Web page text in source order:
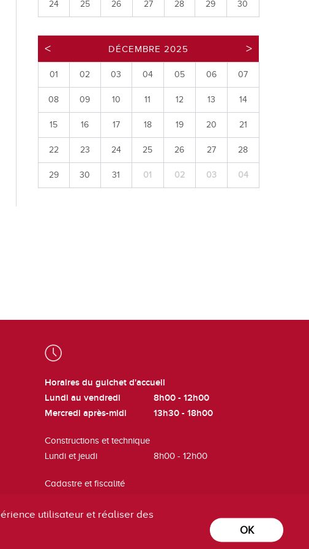
Déchetteries
Annuaire communal
Réservation de salles
24 25 26 27 28 29 30
DÉCEMBRE 2025
01 02 03 04 05 06 07
08 09 10 11 12 13 14
15 16 17 18 19 20 21
22 23 24 25 26 27 28
29 30 31 01 02 03 04
Horaires du guichet d'accueil
Lundi au vendredi
8h00 - 12h00
Mercredi après-midi
13h30 - 18h00
Constructions et technique
Lundi et jeudi
8h00 - 12h00
Cadastre et fiscalité
utilisateur et réaliser des
OK